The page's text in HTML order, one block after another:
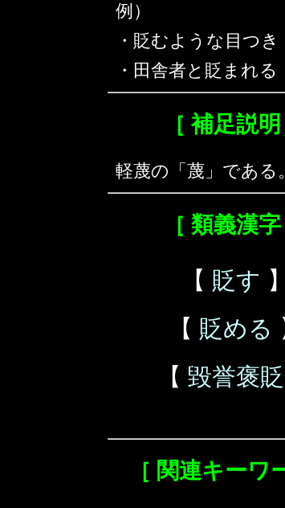
例）
・貶むような目つき
・田舎者と貶まれる
［ 補足説明
軽蔑の「蔑」である。
［ 類義漢字
【 貶す 】
【 貶める
【 毀誉褒貶
［ 関連キーワ